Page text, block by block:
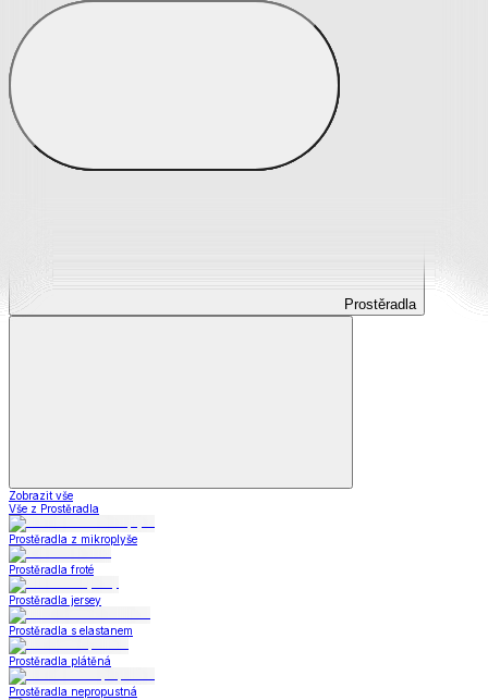
Prostěradla
Prostěradla
Zobrazit vše
Vše z Prostěradla
Prostěradla z mikroplyše
Prostěradla froté
Prostěradla jersey
Prostěradla s elastanem
Prostěradla plátěná
Prostěradla nepropustná